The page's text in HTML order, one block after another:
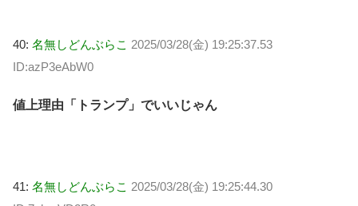
40: 名無しどんぶらこ 2025/03/28(金) 19:25:37.53
ID:azP3eAbW0
値上理由「トランプ」でいいじゃん
41: 名無しどんぶらこ 2025/03/28(金) 19:25:44.30